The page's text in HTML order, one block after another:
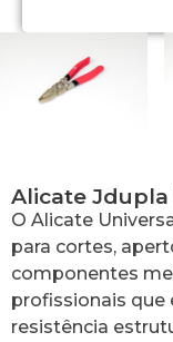
Alicate Jdupla
O Alicate
para cortes,
componentes
profissionais que
resistência